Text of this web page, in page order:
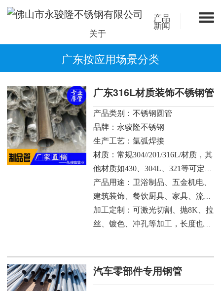
产品
新闻
关于
广东按应用场景分类
广东316L材质装饰不锈钢管
产品类别：不锈钢圆管
品牌：永骏隆不锈钢
生产工艺：氩弧焊接
材质：常规304//201/316L/材质，其
他材质如430、304L、321等可定
制。
产品用途：卫浴制品、五金机电、
建筑装饰、餐饮厨具、家具、流体
输送用管、烟囱管道、机械零部
件、骑车零部件、健身器材、机械
加工定制：可激光切割、抛8K、拉
丝、镀色、冲孔等加工，长度也可
汽车零部件专用钢管